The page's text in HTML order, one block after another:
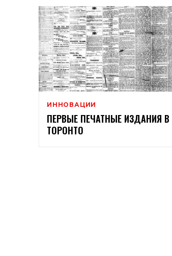
ИННОВАЦИИ
ПЕРВЫЕ ПЕЧАТНЫЕ ИЗДАНИЯ В
ТОРОНТО